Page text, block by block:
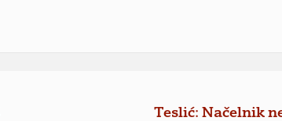
Teslić: Načelnik